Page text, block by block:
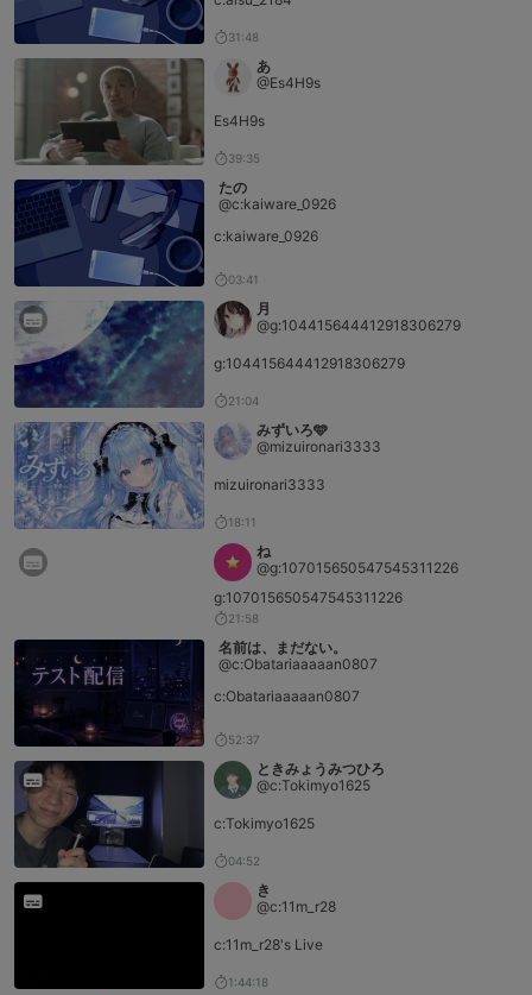
31:48
あ
@Es4H9s
Es4H9s
39:35
たの
@c:kaiware_0926
c:kaiware_0926
03:41
月
@g:104415644412918306279
g:104415644412918306279
21:04
みずいろ🩵
@mizuironari3333
mizuironari3333
18:11
ね
@g:107015650547545311226
g:107015650547545311226
21:58
名前は、まだない。
@c:Obatariaaaaan0807
c:Obatariaaaaan0807
52:37
ときみょうみつひろ
@c:Tokimyo1625
c:Tokimyo1625
04:52
き
@c:11m_r28
c:11m_r28's Live
1:44:18